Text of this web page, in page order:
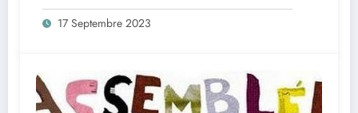
17 Septembre 2023